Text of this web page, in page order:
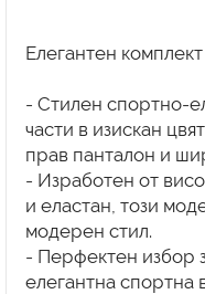
Елегантен
- Стилен спортно-
части в изискан
прав панталон и
- Изработен от
и еластан, този
модерен стил.
- Перфектен избор
елегантна спортна